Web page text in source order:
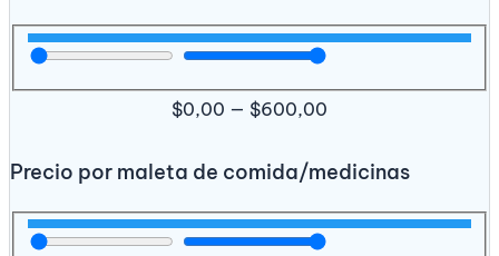
$0,00 — $600,00
Precio por maleta de comida/medicinas